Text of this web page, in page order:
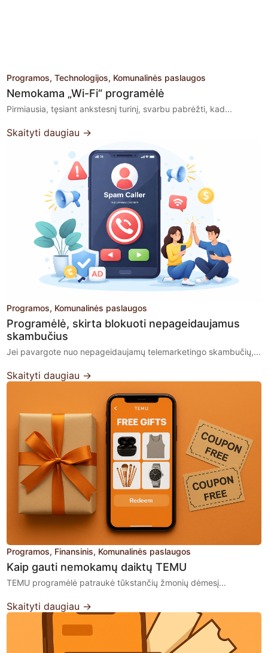
Programos Technologijos Komunalinės paslaugos
Nemokama „Wi-Fi“ programėlė
Pirmiausia, tęsiant ankstesnį turinį, svarbu pabrėžti, kad...
Skaityti daugiau →
Programos Komunalinės paslaugos
Programėlė, skirta blokuoti nepageidaujamus
skambučius
Jei pavargote nuo nepageidaujamų telemarketingo skambučių,...
Skaityti daugiau →
Programos Finansinis Komunalinės paslaugos
Kaip gauti nemokamų daiktų TEMU
TEMU programėlė patraukė tūkstančių žmonių dėmesį...
Skaityti daugiau →